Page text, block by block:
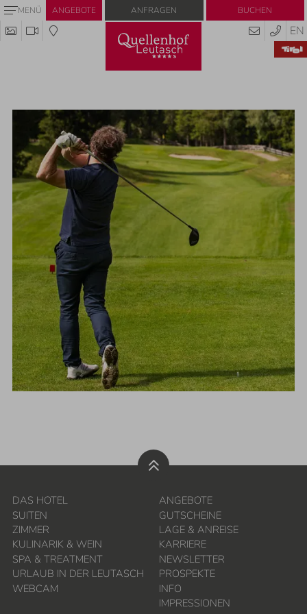
MENÜ ANGEBOTE Buchen
Anfragen
EN
DAS HOTEL
SUITEN
ZIMMER
KULINARIK & WEIN
SPA & TREATMENT
URLAUB IN DER LEUTASCH
WEBCAM
ANGEBOTE
GUTSCHEINE
LAGE & ANREISE
KARRIERE
NEWSLETTER
PROSPEKTE
INFO
IMPRESSIONEN